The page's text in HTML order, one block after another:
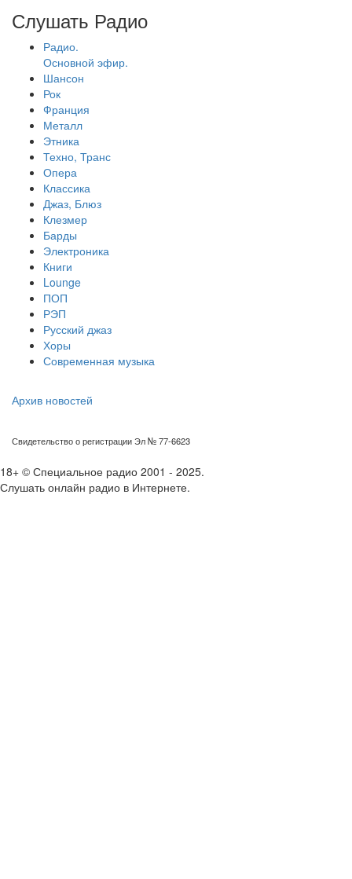
Слушать Радио
Радио.
Основной эфир.
Шансон
Рок
Франция
Металл
Этника
Техно, Транс
Опера
Классика
Джаз, Блюз
Клезмер
Барды
Электроника
Книги
Lounge
ПОП
РЭП
Русский джаз
Хоры
Современная музыка
Архив новостей
Свидетельство о регистрации Эл № 77-6623
18+ © Специальное радио 2001 - 2025.
Слушать онлайн радио в Интернете.